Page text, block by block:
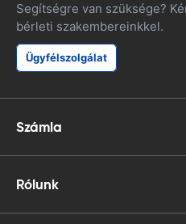
Segítségre van szüksége?
bérleti szakembereinkkel.
Ügyfélszolgálat
Számla
Rólunk